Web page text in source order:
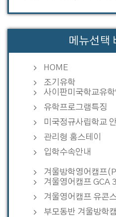
메뉴선택
HOME
조기유학
사이판미국학교유학
유학프로그램특징
미국정규사립학교
관리형 홈스테이
입학수속안내
겨울방학영어캠프
겨울영어캠프 GCA
겨울영어캠프 유콘
부모동반 겨울방학